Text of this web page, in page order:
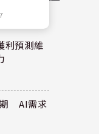
利預測維
期 AI需求